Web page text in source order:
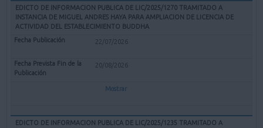
EDICTO DE INFORMACION PUBLICA DE LIC/2025/1270 TRAMITADO A
INSTANCIA DE MIGUEL ANDRES HAYA PARA AMPLIACION DE LICENCIA DE
ACTIVIDAD DEL ESTABLECIMIENTO BUDDHA
22/07/2026
20/08/2026
Mostrar
EDICTO DE INFORMACION PUBLICA DE LIC/2025/1235 TRAMITADO A